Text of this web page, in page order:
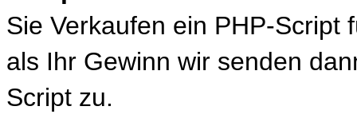
Sie Verkaufen ein PHP-Script
als Ihr Gewinn wir senden
Script zu.